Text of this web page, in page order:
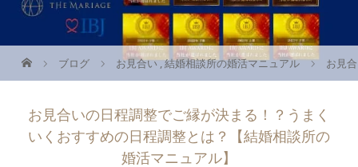
ブログ お見合い,結婚相談所の婚活マニュアル お見
お見合いの日程調整でご縁が決まる！？うまく
いくおすすめの日程調整とは？【結婚相談所の
婚活マニュアル】